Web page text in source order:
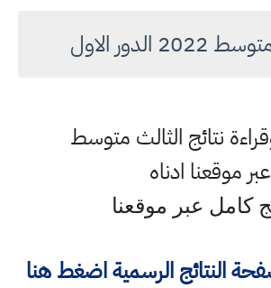
الدور الاول
نتائج الثالث متوسط
كامل عبر موقعنا
النتائج الرسمية اضغط هنا